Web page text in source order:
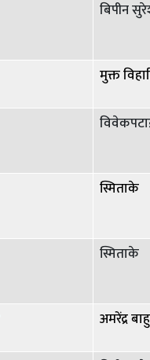
बिपीन
मुक्त
स्मिताके
स्मिताके
अमरेंद्र